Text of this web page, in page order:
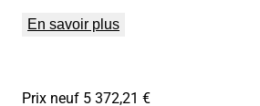
En savoir plus
Prix neuf 5 372,21 €